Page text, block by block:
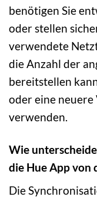
benötigen Sie
oder stellen
verwendete
die Anzahl der
bereitstellen
oder eine neuere
verwenden.
Wie
die Hue App von
Die